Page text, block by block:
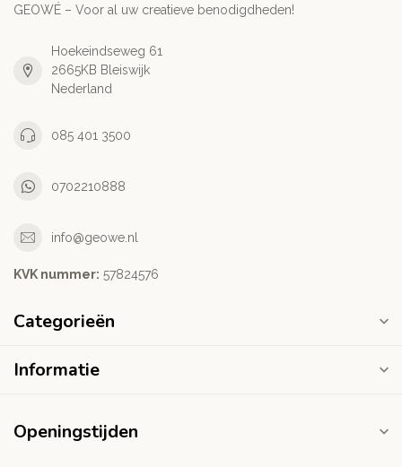
GEOWÉ – Voor al uw creatieve benodigdheden!
Hoekeindseweg 61
2665KB Bleiswijk
Nederland
085 401 3500
0702210888
info@geowe.nl
KVK nummer: ‭57824576‬
Categorieën
Informatie
Openingstijden